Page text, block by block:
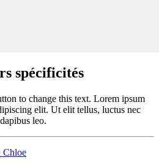
spécificités
to change this text. Lorem ipsum
elit. Ut elit tellus, luctus nec
leo.
Chloe